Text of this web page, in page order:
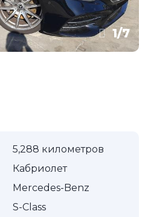
1/7
5,288 километров
Кабриолет
Mercedes-Benz
S-Class